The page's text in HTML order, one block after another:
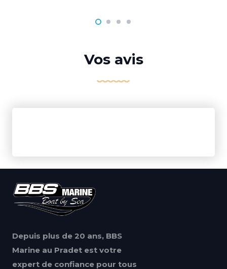
Vos avis
Depuis plus de 20 ans, BBS
Marine au Pradet est votre
expert de confiance pour tous